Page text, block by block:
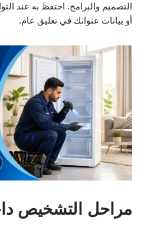
التصميم والبرامج. احتفظ به عند
أو بيانات عنوانك في تعليق عام.
مراحل التشخيص